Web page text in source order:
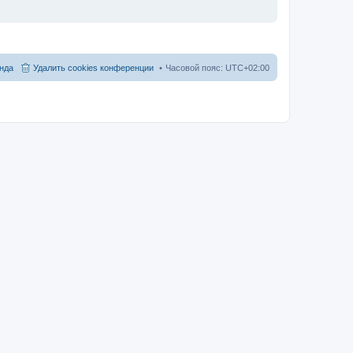
Часовой пояс: UTC+02:00
Удалить cookies конференции